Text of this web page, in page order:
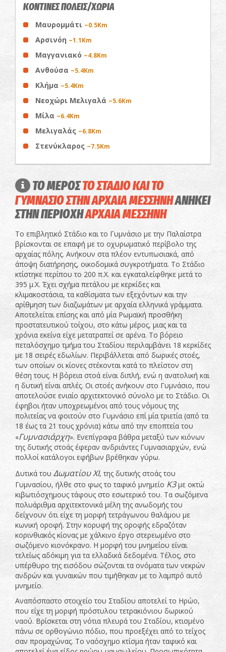
ΚΟΝΤΙΝΕΣ ΠΟΛΕΙΣ/ΧΩΡΙΑ
Μαυρομμάτι ~0.5Km
Αρσινόη ~1.1Km
Μαγγανιακό ~4.8Km
Ανθούσα ~5.4Km
Κλήμα ~5.4Km
Νεοχώρι Μελιγαλά ~5.6Km
Μίλα ~6.4Km
Μελιγαλάς ~6.8Km
Στενύκλαρος ~7.5Km
ΤΟ ΜΕΡΟΣΤΟ ΣΤΑΔΙΟ ΚΑΙ ΤΟ
ΓΥΜΝΑΣΙΟ ΣΤΗΝ ΑΡΧΑΙΑ ΜΕΣΣΗΝΗΑΝΗΚΕΙ
ΣΤΗΝ ΠΕΡΙΟΧΗΑΡΧΑΙΑ ΜΕΣΣΗΝΗ
Το επιβλητικό Στάδιο και το Γυμνάσιο με την Παλαίστρα
βρίσκονται σε επαφή με το οχυρωματικό περίβολο της
αρχαίας πόλης. Ανήκουν στα πλέον εντυπωσιακά, από
άποψη διατήρησης, οικοδομικά συγκροτήματα. Το Στάδιο
κτίστηκε περίπου το 200 π.Χ. και εγκαταλείφθηκε μετά το
395 μ.Χ. Έχει σχήμα πετάλου με κερκίδες και
κλιμακοστάσια, τα καθίσματα των εξεχόντων και την
αρίθμηση των διαζωμάτων με αρχαία ελληνικά γράμματα.
Αποτελείται επίσης και από μία Ρωμαϊκή προσθήκη
προστατευτικού τοίχου, στο κάτω μέρος, μιας και τα
χρόνια εκείνα είχε μετατραπεί σε αρένα. Το βόρειο
πεταλόσχημο τμήμα του Σταδίου περιλαμβάνει 18 κερκίδες
με 18 σειρές εδωλίων. Περιβάλλεται από δωρικές στοές,
των οποίων οι κίονες στέκονται κατά το πλείστον στη
θέση τους. Η βόρεια στοά είναι διπλή, ενώ η ανατολική και
η δυτική είναι απλές. Οι στοές ανήκουν στο Γυμνάσιο, που
αποτελούσε ενιαίο αρχιτεκτονικό σύνολο με το Στάδιο. Οι
έφηβοι ήταν υποχρεωμένοι από τους νόμους της
πολιτείας να φοιτούν στο Γυμνάσιο επί μία τριετία (από τα
18 έως τα 21 τους χρόνια) κάτω από την εποπτεία του
«Γυμνασιάρχη». Ενεπίγραφα βάθρα μεταξύ των κιόνων
της δυτικής στοάς έφεραν ανδριάντες Γυμνασιαρχών, ενώ
πολλοί κατάλογοι εφήβων βρέθηκαν γύρω.
Δυτικά του Δωματίου ΧΙ, της δυτικής στοάς του
Γυμνασίου, ήλθε στο φως το ταφικό μνημείο Κ3με οκτώ
κιβωτιόσχημους τάφους στο εσωτερικό του. Τα σωζόμενα
πολυάριθμα αρχιτεκτονικά μέλη της ανωδομής του
δείχνουν ότι είχε τη μορφή τετράγωνου θαλάμου με
κωνική οροφή. Στην κορυφή της οροφής εδραζόταν
κορινθιακός κίονας με χάλκινο έργο στερεωμένο στο
σωζόμενο κιονόκρανο. Η μορφή του μνημείου είναι
τελείως αδόκιμη για τα ελλαδικά δεδομένα. Τέλος, στο
υπέρθυρο της εισόδου σώζονται τα ονόματα των νεκρών
ανδρών και γυναικών που τιμήθηκαν με το λαμπρό αυτό
μνημείο.
Αναπόσπαστο στοιχείο του Σταδίου αποτελεί το Ηρώο,
που είχε τη μορφή πρόστυλου τετρακιόνιου δωρικού
ναού. Βρίσκεται στη νότια πλευρά του Σταδίου, κτισμένο
πάνω σε ορθογώνιο πόδιο, που προεξέχει από το τείχος
σαν προμαχώνας. Το ναόσχημο κτίσμα ήταν ταφικό και